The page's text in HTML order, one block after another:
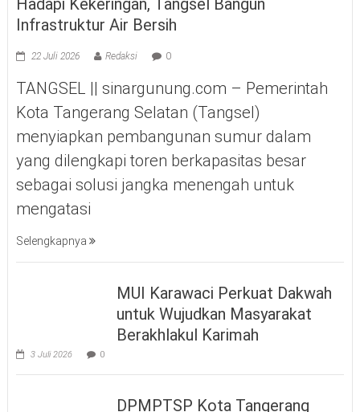
Hadapi Kekeringan, Tangsel Bangun
Infrastruktur Air Bersih
22 Juli 2026 Redaksi 0
TANGSEL || sinargunung.com – Pemerintah
Kota Tangerang Selatan (Tangsel)
menyiapkan pembangunan sumur dalam
yang dilengkapi toren berkapasitas besar
sebagai solusi jangka menengah untuk
mengatasi
Selengkapnya
MUI Karawaci Perkuat Dakwah
untuk Wujudkan Masyarakat
Berakhlakul Karimah
3 Juli 2026 0
DPMPTSP Kota Tangerang